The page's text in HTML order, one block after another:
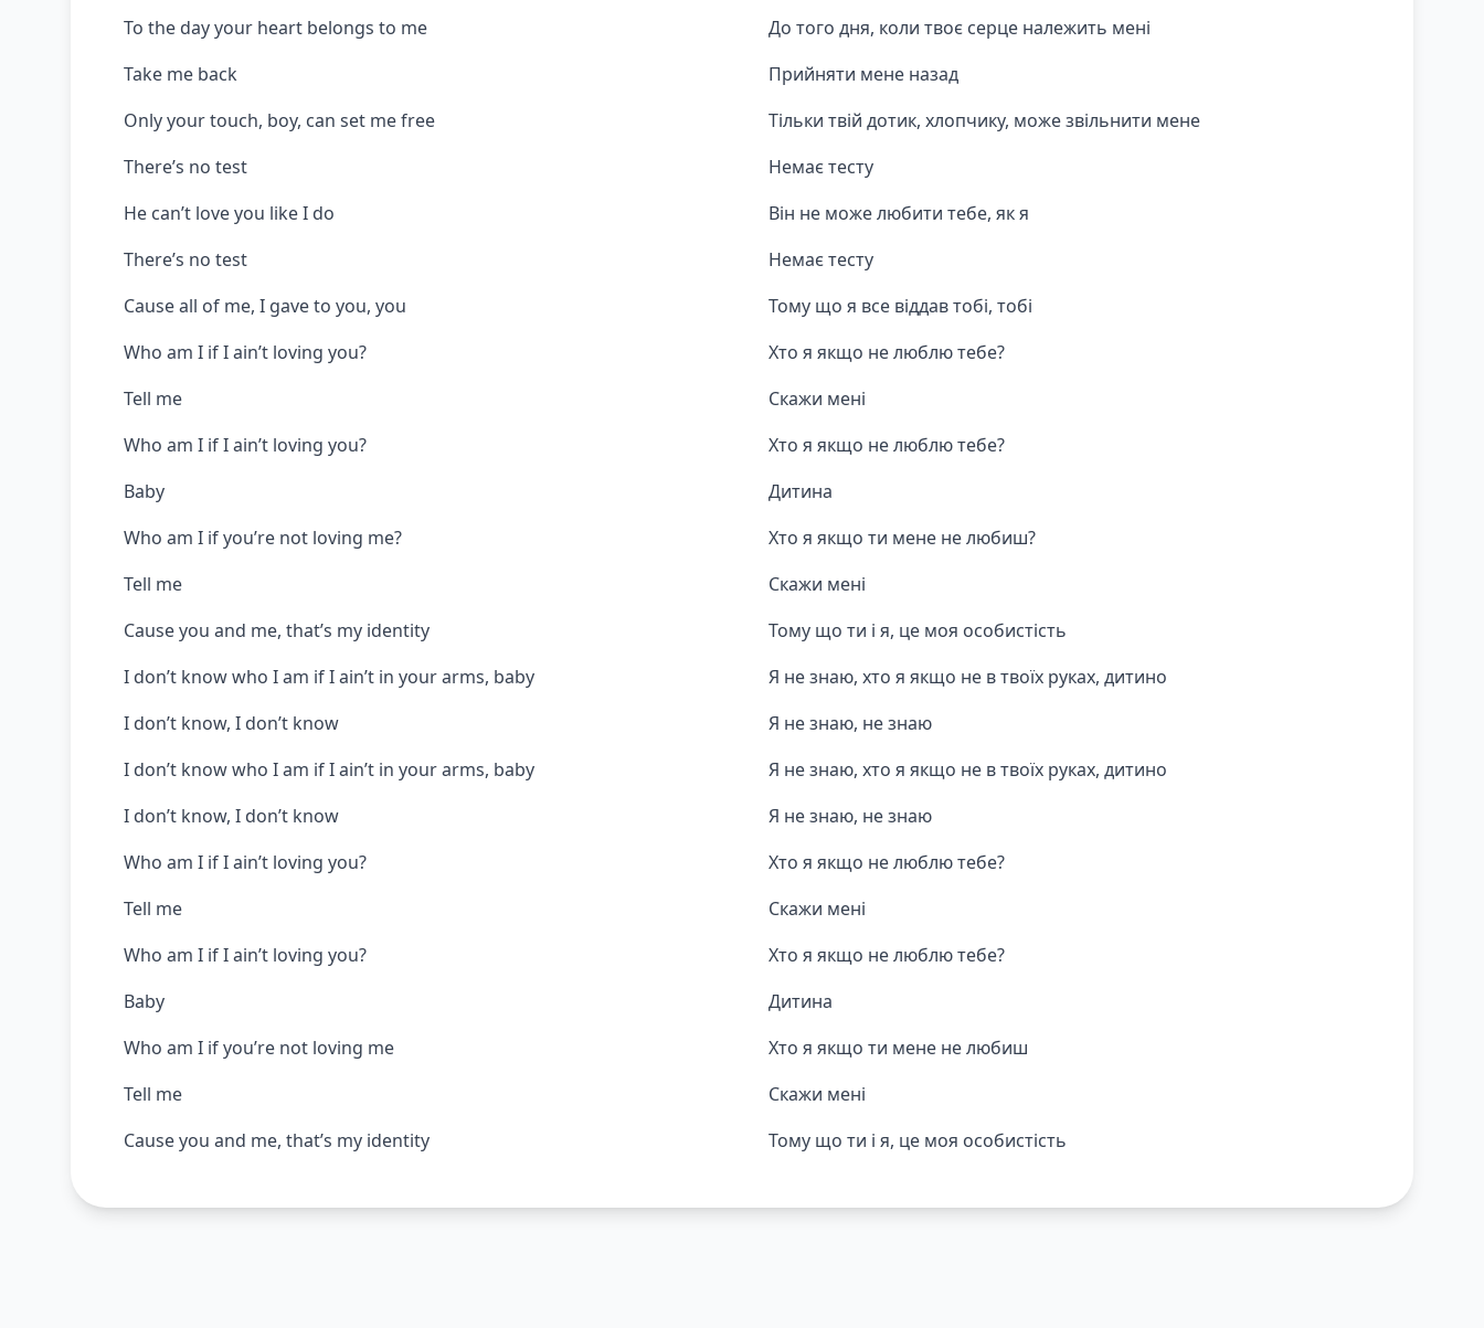
To the day your heart belongs to me
Take me back
Only your touch, boy, can set me free
There’s no test
He can’t love you like I do
There’s no test
Cause all of me, I gave to you, you
Who am I if I ain’t loving you?
Tell me
Who am I if I ain’t loving you?
Baby
Who am I if you’re not loving me?
Tell me
Cause you and me, that’s my identity
I don’t know who I am if I ain’t in your arms, baby
I don’t know, I don’t know
I don’t know who I am if I ain’t in your arms, baby
I don’t know, I don’t know
Who am I if I ain’t loving you?
Tell me
Who am I if I ain’t loving you?
Baby
Who am I if you’re not loving me
Tell me
Cause you and me, that’s my identity
До того дня, коли твоє серце належить мені
Прийняти мене назад
Тільки твій дотик, хлопчику, може звільнити мене
Немає тесту
Він не може любити тебе, як я
Немає тесту
Тому що я все віддав тобі, тобі
Хто я якщо не люблю тебе?
Скажи мені
Хто я якщо не люблю тебе?
Дитина
Хто я якщо ти мене не любиш?
Скажи мені
Тому що ти і я, це моя особистість
Я не знаю, хто я якщо не в твоїх руках, дитино
Я не знаю, не знаю
Я не знаю, хто я якщо не в твоїх руках, дитино
Я не знаю, не знаю
Хто я якщо не люблю тебе?
Скажи мені
Хто я якщо не люблю тебе?
Дитина
Хто я якщо ти мене не любиш
Скажи мені
Тому що ти і я, це моя особистість